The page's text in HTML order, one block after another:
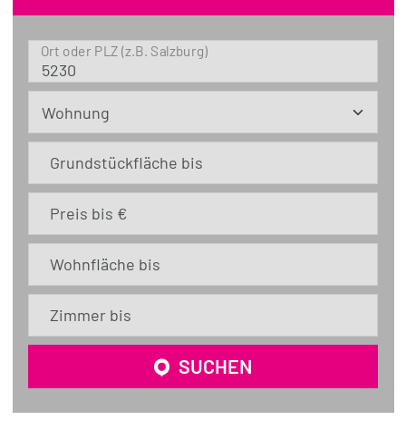
Ort oder PLZ (z.B. Salzburg)
Grundstückfläche bis
Preis bis €
Wohnfläche bis
Zimmer bis
SUCHEN